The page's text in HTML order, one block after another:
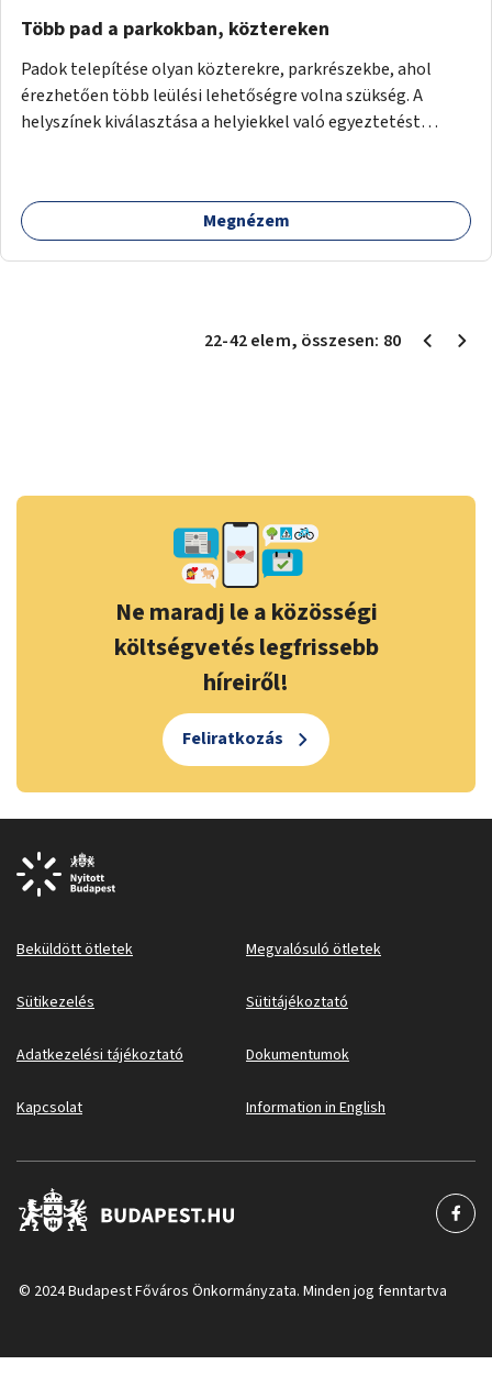
Több pad a parkokban, köztereken
Padok telepítése olyan közterekre, parkrészekbe, ahol
érezhetően több leülési lehetőségre volna szükség. A
helyszínek kiválasztása a helyiekkel való egyeztetést
Megnézem
22-42elem, összesen: 80
Ne maradj le a közösségi
költségvetés legfrissebb
híreiről!
Feliratkozás
Beküldött ötletek Megvalósuló ötletek
Sütikezelés Sütitájékoztató
Adatkezelési tájékoztató Dokumentumok
Kapcsolat Information in English
© 2024 Budapest Főváros Önkormányzata. Minden jog fenntartva